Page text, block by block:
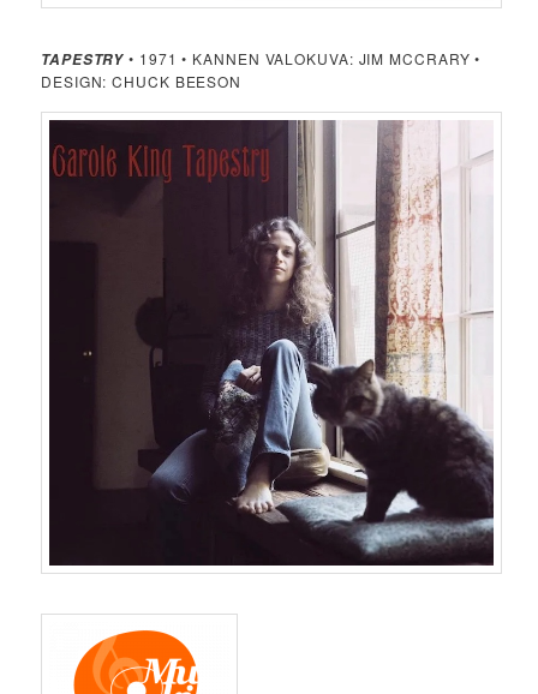
TAPESTRY • 1971 • KANNEN VALOKUVA: JIM MCCRARY •
DESIGN: CHUCK BEESON